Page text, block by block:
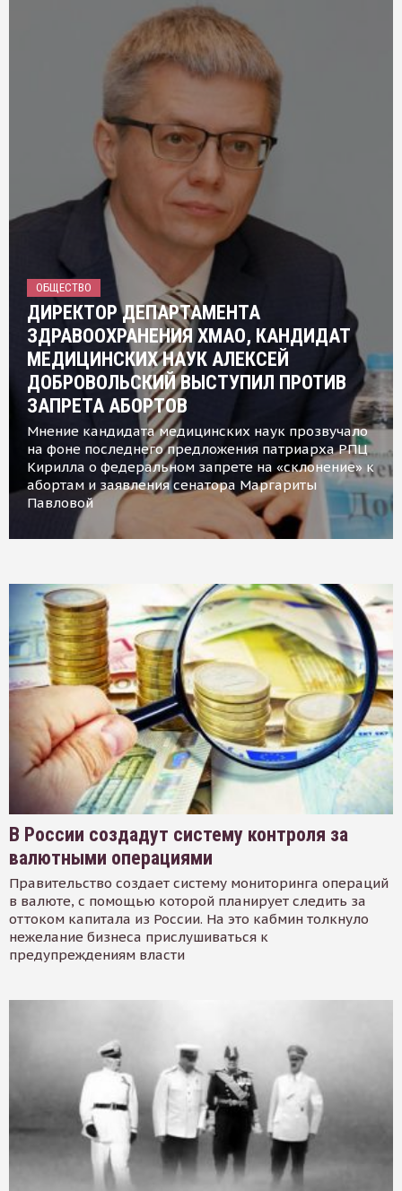
ОБЩЕСТВО
ДИРЕКТОР ДЕПАРТАМЕНТА
ЗДРАВООХРАНЕНИЯ ХМАО, КАНДИДАТ
МЕДИЦИНСКИХ НАУК АЛЕКСЕЙ
ДОБРОВОЛЬСКИЙ ВЫСТУПИЛ ПРОТИВ
ЗАПРЕТА АБОРТОВ
Мнение кандидата медицинских наук прозвучало
на фоне последнего предложения патриарха РПЦ
Кирилла о федеральном запрете на «склонение» к
абортам и заявления сенатора Маргариты
Павловой
В России создадут систему контроля за
валютными операциями
Правительство создает систему мониторинга операций
в валюте, с помощью которой планирует следить за
оттоком капитала из России. На это кабмин толкнуло
нежелание бизнеса прислушиваться к
предупреждениям власти